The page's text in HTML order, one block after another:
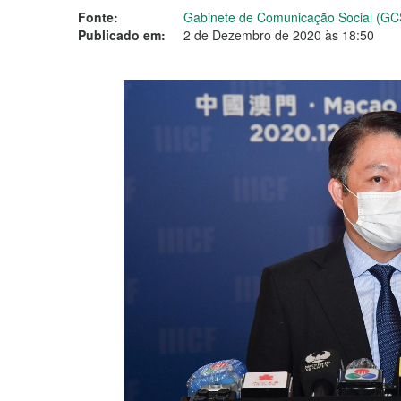
Fonte:
Gabinete de Comunicação Social
Publicado em:
2 de Dezembro de 2020 às 18:50